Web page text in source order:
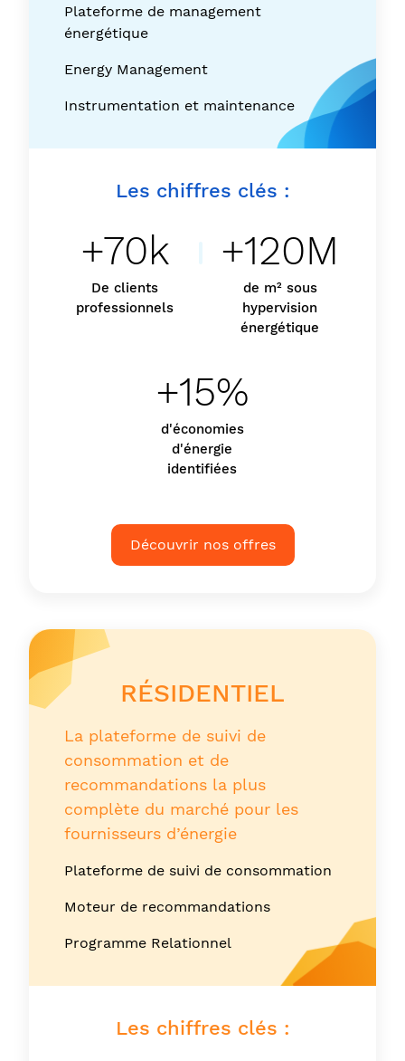
Plateforme de management
énergétique
Energy Management
Instrumentation et maintenance
Les chiffres clés :
+70k
De clients
professionnels
+120M
de m² sous
hypervision
énergétique
+15%
d'économies
d'énergie
identifiées
Découvrir nos offres
RÉSIDENTIEL
La plateforme de suivi de
consommation et de
recommandations la plus
complète du marché pour les
fournisseurs d’énergie
Plateforme de suivi de consommation
Moteur de recommandations
Programme Relationnel
Les chiffres clés :